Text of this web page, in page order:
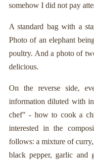
somehow I did not pay
A standard bag with a
Photo of an elephant
poultry. And a photo of
delicious.
On the reverse side,
information diluted with
chef" - how to cook a
interested in the
follows: a mixture of
black pepper, garlic and